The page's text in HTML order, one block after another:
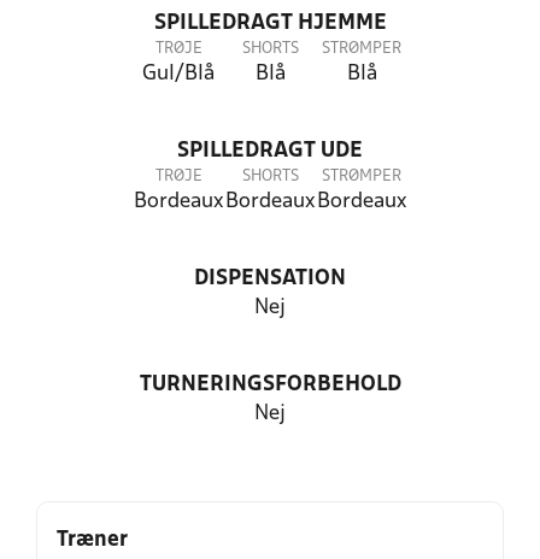
SPILLEDRAGT HJEMME
TRØJE
Gul/Blå
SHORTS
Blå
STRØMPER
Blå
SPILLEDRAGT UDE
TRØJE
Bordeaux
SHORTS
Bordeaux
STRØMPER
Bordeaux
DISPENSATION
Nej
TURNERINGSFORBEHOLD
Nej
Træner